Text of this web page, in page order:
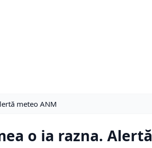
meteo ANM
o ia razna. Alertă